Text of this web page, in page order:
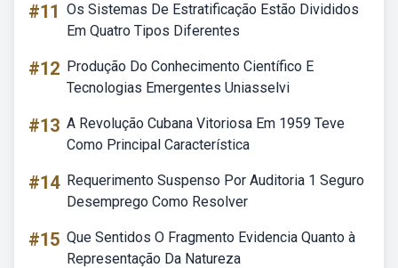
#11 Os Sistemas De Estratificação Estão Divididos
Em Quatro Tipos Diferentes
#12 Produção Do Conhecimento Científico E
Tecnologias Emergentes Uniasselvi
#13 A Revolução Cubana Vitoriosa Em 1959 Teve
Como Principal Característica
#14 Requerimento Suspenso Por Auditoria 1 Seguro
Desemprego Como Resolver
#15 Que Sentidos O Fragmento Evidencia Quanto à
Representação Da Natureza